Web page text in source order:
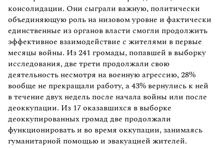
консолидации. Они сыграли важную, политически
объединяющую роль на низовом уровне и фактически
единственные из органов власти смогли продолжить
эффективное взаимодействие с жителями в первые
месяцы войны. Из 241 громады, попавшей в выборку
исследования, две трети продолжали свою
деятельность несмотря на военную агрессию, 28%
вообще не прекращали работу, а 43% вернулись к ней
в течение двух недель после начала войны или после
деоккупации. Из 17 оказавшихся в выборке
деоккупированных громад две продолжали
функционировать и во время оккупации, занимаясь
гуманитарной помощью и эвакуацией жителей.